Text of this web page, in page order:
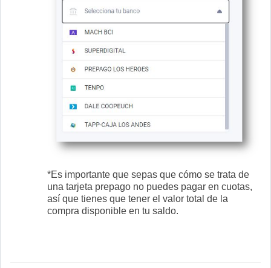
*Es importante que sepas que cómo se trata de
una tarjeta prepago no puedes pagar en cuotas,
así que tienes que tener el valor total de la
compra disponible en tu saldo.